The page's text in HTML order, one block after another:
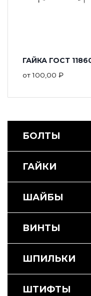
ГАЙКА ГОСТ
от100,00 ₽
БОЛТЫ
ГАЙКИ
ШАЙБЫ
ВИНТЫ
ШПИЛЬКИ
ШТИФТЫ